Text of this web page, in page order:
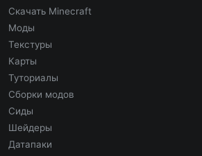
Скачать Minecraft
Моды
Текстуры
Карты
Туториалы
Сборки модов
Сиды
Шейдеры
Датапаки